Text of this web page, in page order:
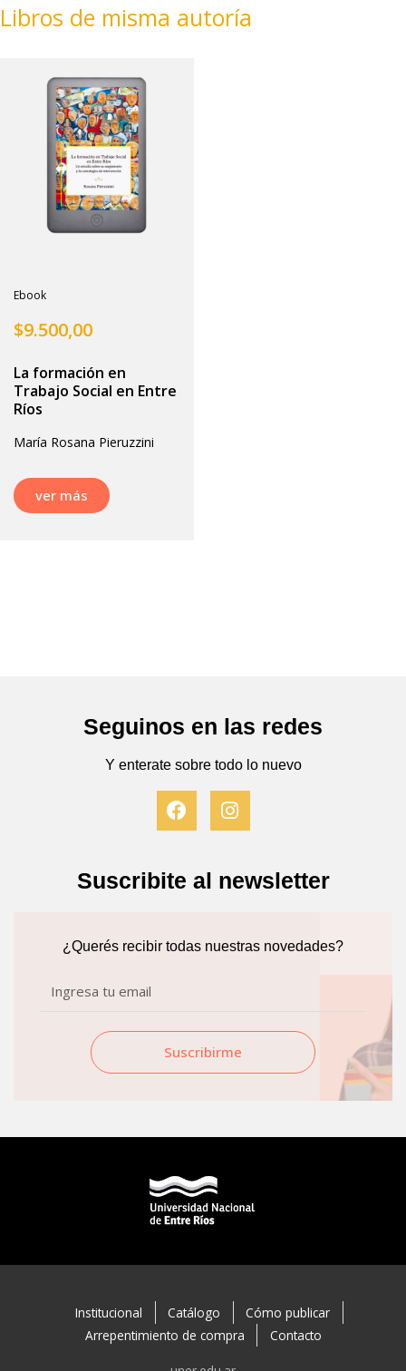
Libros de misma autoría
Ebook
$9.500,00
La formación en
Trabajo Social en Entre
Ríos
María Rosana Pieruzzini
ver más
Seguinos en las redes
Y enterate sobre todo lo nuevo
F
a
c
b
k
I
n
s
a
a
m
Suscribite al newsletter
¿Querés recibir todas nuestras novedades?
Suscribirme
Institucional Catálogo
Cómo publicar
Arrepentimiento de compra
Contacto